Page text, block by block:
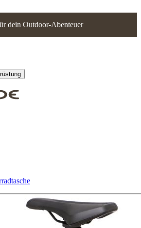
dein Outdoor-Abenteuer